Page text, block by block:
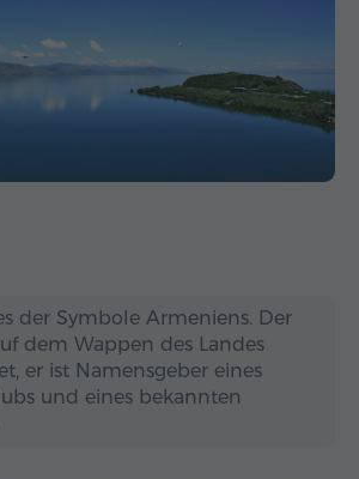
der Symbole Armeniens. Der
dem Wappen des Landes
er ist Namensgeber eines
und eines bekannten